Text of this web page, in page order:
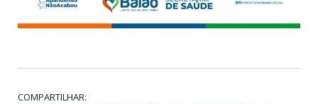
COMPARTILHAR: